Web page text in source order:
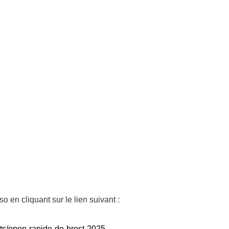
en cliquant sur le lien suivant :